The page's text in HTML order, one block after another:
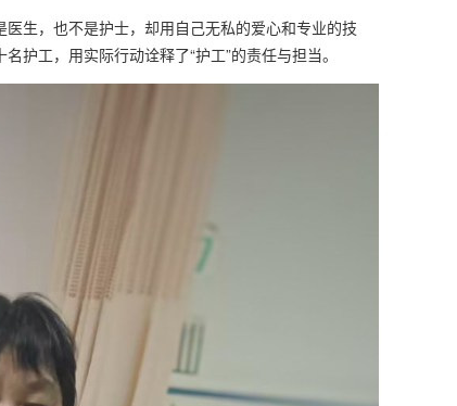
生，也不是护士，却用自己无私的爱心和专业的技
护工，用实际行动诠释了“护工”的责任与担当。